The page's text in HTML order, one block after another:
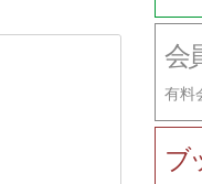
会
有料
ブ